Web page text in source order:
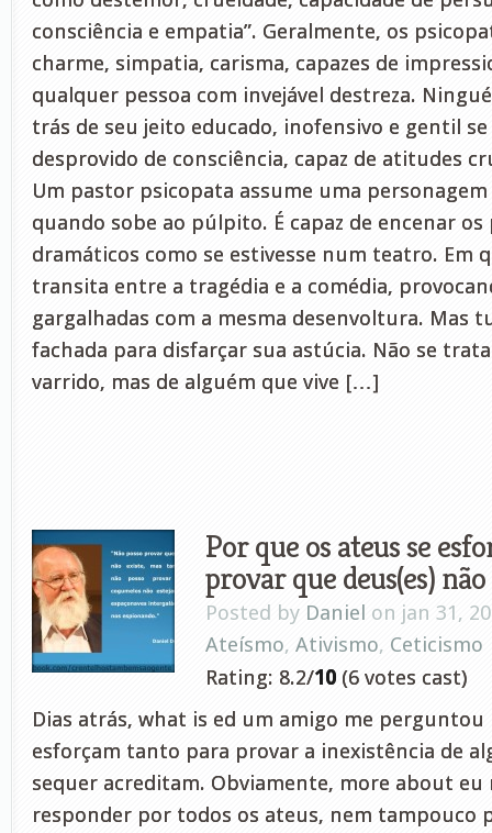
consciência e empatia”. Geralmente, os
charme, simpatia, carisma, capazes de
qualquer pessoa com invejável destreza.
trás de seu jeito educado, inofensivo e gentil
desprovido de consciência, capaz de atitudes
Um pastor psicopata assume uma
quando sobe ao púlpito. É capaz de encenar os
dramáticos como se estivesse num teatro. Em
transita entre a tragédia e a comédia,
gargalhadas com a mesma desenvoltura. Mas
fachada para disfarçar sua astúcia. Não se
varrido, mas de alguém que vive […]
Por que os ateus se
provar que deus(es)
Posted by Daniel on jan 31,
Ateísmo, Ativismo, Ceticismo
Rating: 8.2/10 (6 votes cast)
Dias atrás, what is ed um amigo me perguntou
esforçam tanto para provar a inexistência de
sequer acreditam. Obviamente, more about eu
responder por todos os ateus, nem tampouco